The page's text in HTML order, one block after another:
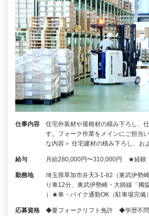
仕事内容
住宅外装材や屋根材の積み下ろし、
す。フォーク作業をメインにご担当
な内容＞ 住宅建材の積み下ろし、お
給与 月給280,000円〜310,000円 ★経験
勤務地
埼玉県草加市弁天3-1-82（東武伊勢
り車12分、東武伊勢崎・大師線「獨
）★車・バイク通勤OK（駐車場完備）
応募資格
◆要フォークリフト免許 ◆学歴不